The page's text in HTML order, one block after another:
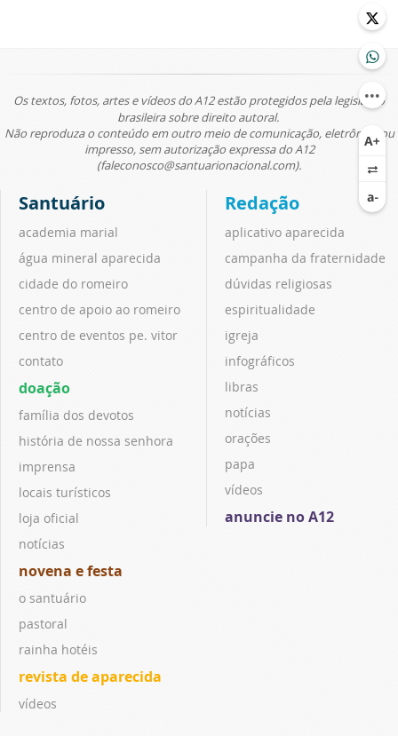
Os textos, fotos, artes e vídeos do A12 estão protegidos pela legislação
brasileira sobre direito autoral.
Não reproduza o conteúdo em outro meio de comunicação, eletrônico ou
impresso, sem autorização expressa do A12
(faleconosco@santuarionacional.com).
Santuário
academia marial
água mineral aparecida
cidade do romeiro
centro de apoio ao romeiro
centro de eventos pe. vitor
contato
doação
família dos devotos
história de nossa senhora
imprensa
locais turísticos
loja oficial
notícias
novena e festa
o santuário
pastoral
rainha hotéis
revista de aparecida
vídeos
Redação
aplicativo aparecida
campanha da fraternidade
dúvidas religiosas
espiritualidade
igreja
infográficos
libras
notícias
orações
papa
vídeos
anuncie no A12